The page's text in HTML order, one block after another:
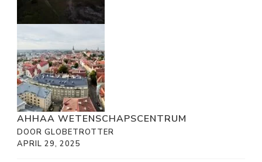
AHHAA WETENSCHAPSCENTRUM
DOOR GLOBETROTTER
APRIL 29, 2025